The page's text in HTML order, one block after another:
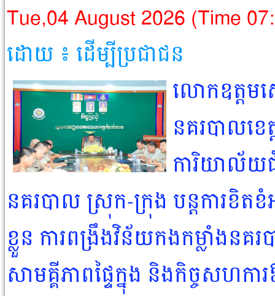
Tue,04 August 2026 (Time
ដោយ ៖ ដើម្បីប្រជាជន​
លោកឧត្តម
នគរបាលខ
ការិយាល័យ
នគរបាល ស្រុក-ក្រុង បន្ដការខិតខំ
ខ្លួន ការពង្រឹងវិន័យកងកម្លាំងនគ
សាមគ្គីភាពផ្ទៃក្នុង និងកិច្ចសហកា